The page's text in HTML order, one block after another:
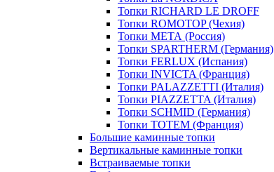
Топки RICHARD LE DROFF
Топки ROMOTOP (Чехия)
Топки МЕТА (Россия)
Топки SPARTHERM (Германия)
Топки FERLUX (Испания)
Топки INVICTA (Франция)
Топки PALAZZETTI (Италия)
Топки PIAZZETTA (Италия)
Топки SCHMID (Германия)
Топки TOTEM (Франция)
Большие каминные топки
Вертикальные каминные топки
Встраиваемые топки